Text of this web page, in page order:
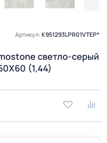
Артикул:K951293LPR01VTEP*
светло-серый
(1,44)